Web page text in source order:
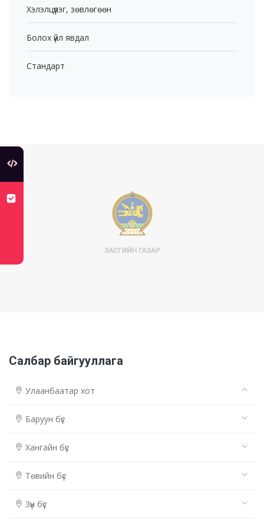
Хэлэлцүүлэг, зөвлөгөөн
Болох үйл явдал
Стандарт
хуулийн төсөлд санал авч байна
Салбар байгууллага
Улаанбаатар хот
Баруун бүс
Хангайн бүс
Төвийн бүс
Зүүн бүс